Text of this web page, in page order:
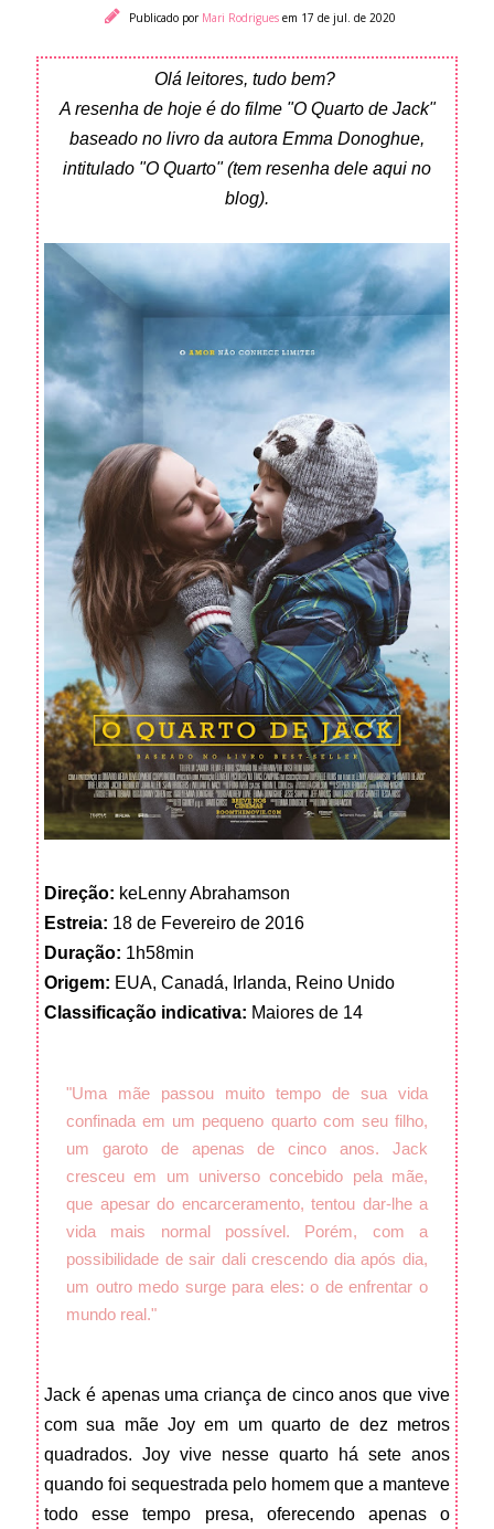
Publicado por Mari Rodrigues em 17 de jul. de 2020
Olá leitores, tudo bem?
A resenha de hoje é do filme "O Quarto de Jack"
baseado no livro da autora Emma Donoghue,
intitulado "O Quarto" (tem resenha dele aqui no
blog).
Direção: keLenny Abrahamson
Estreia: 18 de Fevereiro de 2016
Duração: 1h58min
Origem: EUA, Canadá, Irlanda, Reino Unido
Classificação indicativa: Maiores de 14
"Uma mãe passou muito tempo de sua vida
confinada em um pequeno quarto com seu filho,
um garoto de apenas de cinco anos. Jack
cresceu em um universo concebido pela mãe,
que apesar do encarceramento, tentou dar-lhe a
vida mais normal possível. Porém, com a
possibilidade de sair dali crescendo dia após dia,
um outro medo surge para eles: o de enfrentar o
mundo real."
Jack é apenas uma criança de cinco anos que vive
com sua mãe Joy em um quarto de dez metros
quadrados. Joy vive nesse quarto há sete anos
quando foi sequestrada pelo homem que a manteve
todo esse tempo presa, oferecendo apenas o